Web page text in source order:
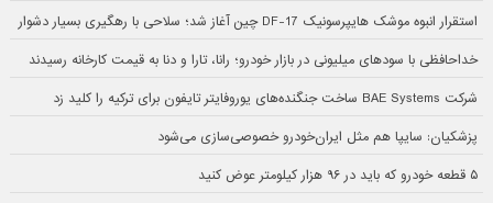
استقرار انبوه موشک هایپرسونیک DF-17 چین آغاز شد؛ سلاحی با رهگیری بسیار دشوار
خداحافظی با سودهای میلیونی در بازار خودرو؛ رانا، تارا و دنا به قیمت کارخانه رسیدند
شرکت BAE Systems ساخت جنگنده‌های یوروفایتر تایفون برای ترکیه را کلید زد
پزشکیان: سایپا هم مثل ایران‌خودرو خصوصی‌سازی می‌شود
۵ قطعه خودرو که باید در ۹۶ هزار کیلومتر عوض کنید